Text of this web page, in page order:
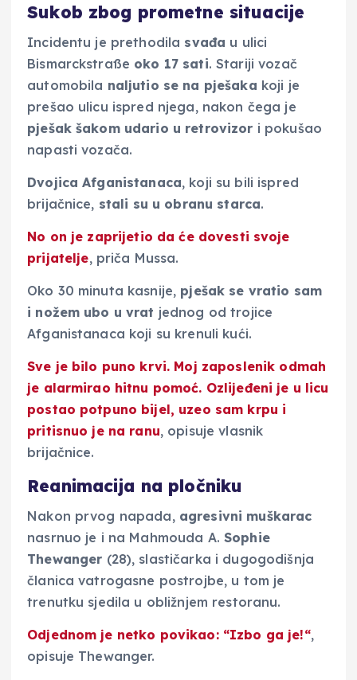
Sukob zbog prometne situacije
Incidentu je prethodila svađa u ulici
Bismarckstraße oko 17 sati. Stariji vozač
automobila naljutio se na pješaka koji je
prešao ulicu ispred njega, nakon čega je
pješak šakom udario u retrovizor i pokušao
napasti vozača.
Dvojica Afganistanaca, koji su bili ispred
brijačnice, stali su u obranu starca.
No on je zaprijetio da će dovesti svoje
prijatelje, priča Mussa.
Oko 30 minuta kasnije, pješak se vratio sam
i nožem ubo u vrat jednog od trojice
Afganistanaca koji su krenuli kući.
Sve je bilo puno krvi. Moj zaposlenik odmah
je alarmirao hitnu pomoć. Ozlijeđeni je u licu
postao potpuno bijel, uzeo sam krpu i
pritisnuo je na ranu, opisuje vlasnik
brijačnice.
Reanimacija na pločniku
Nakon prvog napada, agresivni muškarac
nasrnuo je i na Mahmouda A.Sophie
Thewanger (28), slastičarka i dugogodišnja
članica vatrogasne postrojbe, u tom je
trenutku sjedila u obližnjem restoranu.
Odjednom je netko povikao: “Izbo ga je!“,
opisuje Thewanger.